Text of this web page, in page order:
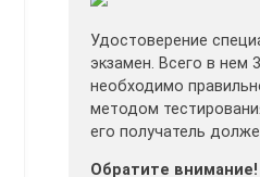
Удостоверение
экзамен. Всего в нем
необходимо
методом
его получатель
Обратите внимание!